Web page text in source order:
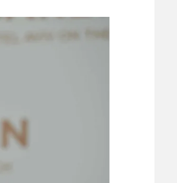
תקנון משתתפים וזוכים בפרסים
תקנון עבור פעילות אלקטרה